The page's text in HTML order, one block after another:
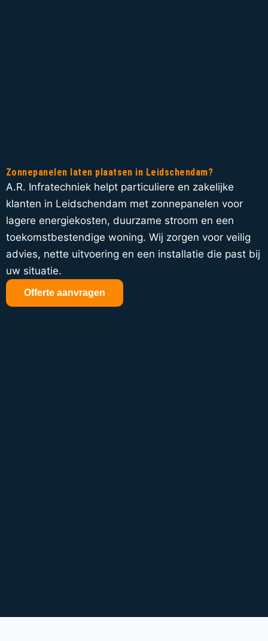
Zonnepanelen laten plaatsen in Leidschendam?
A.R. Infratechniek helpt particuliere en zakelijke
klanten in Leidschendam met zonnepanelen voor
lagere energiekosten, duurzame stroom en een
toekomstbestendige woning. Wij zorgen voor veilig
advies, nette uitvoering en een installatie die past bij
uw situatie.
Offerte aanvragen